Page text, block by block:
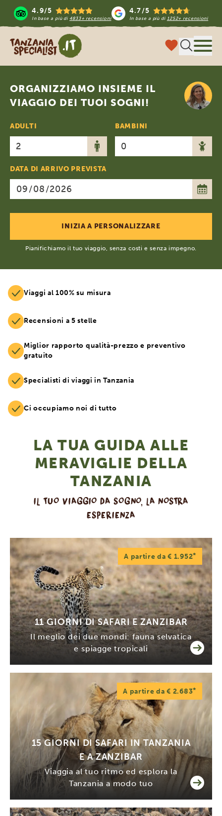
4.9/5
In base a più di 4833+ recensioni
4.7/5
In base a più di 1252+ recensioni
Tanzania Specialist
ORGANIZZIAMO INSIEME IL
VIAGGIO DEI TUOI SOGNI!
ADULTI BAMBINI
DATA DI ARRIVO PREVISTA
Pianifichiamo il tuo viaggio, senza costi e senza impegno.
Viaggi al 100% su misura
Recensioni a 5 stelle
Miglior rapporto qualità-prezzo e preventivo
gratuito
Specialisti di viaggi in Tanzania
Ci occupiamo noi di tutto
LA TUA GUIDA ALLE
MERAVIGLIE DELLA
TANZANIA
IL TUO VIAGGIO DA SOGNO, LA NOSTRA
ESPERIENZA
A partire da € 1.952*
11 GIORNI DI SAFARI E ZANZIBAR
Il meglio dei due mondi: fauna selvatica
e spiagge tropicali
A partire da € 2.683*
15 GIORNI DI SAFARI IN TANZANIA
E A ZANZIBAR
Viaggia al tuo ritmo ed esplora la
Tanzania a modo tuo